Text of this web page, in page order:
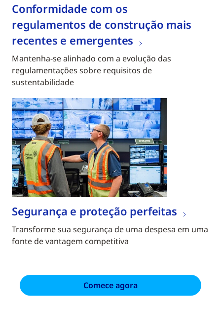
Conformidade com os
regulamentos de construção mais
recentes e emergentes
Mantenha-se alinhado com a evolução das
regulamentações sobre requisitos de
sustentabilidade
Segurança e proteção perfeitas
Transforme sua segurança de uma despesa em uma
fonte de vantagem competitiva
Comece agora